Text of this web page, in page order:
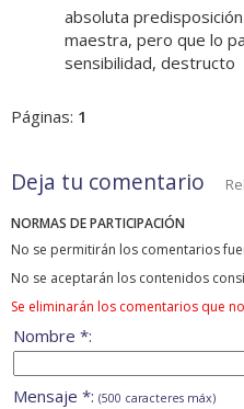
absoluta
maestra, pero que lo
sensibilidad, destructo
Páginas: 1
Deja tu comentario
NORMAS DE PARTICIPACIÓN
No se permitirán los comentarios
No se aceptarán los contenidos
Se eliminarán los comentarios que
Nombre *:
Mensaje *: (500 caracteres máx)